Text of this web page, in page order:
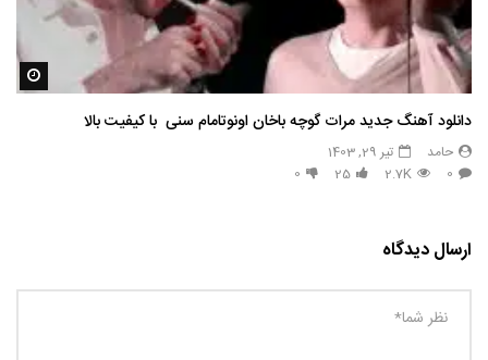
دانلود آهنگ جدید مرات گوچه باخان اونوتامام سنی با کیفیت بالا
حامد
تیر 29, 1403
0
2.7K
25
0
ارسال دیدگاه